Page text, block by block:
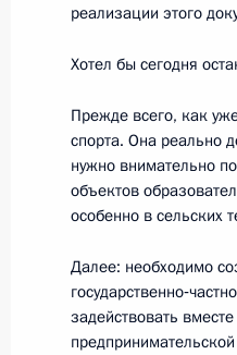
8
3
реализации этого
Хотел бы сегодня
Прежде всего, как
спорта. Она реально
нужно внимательно
объектов
особенно в сельских
Далее: необходимо
задействовать